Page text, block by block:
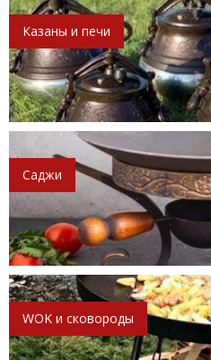
Казаны и печи
Саджи
WOK и сковороды